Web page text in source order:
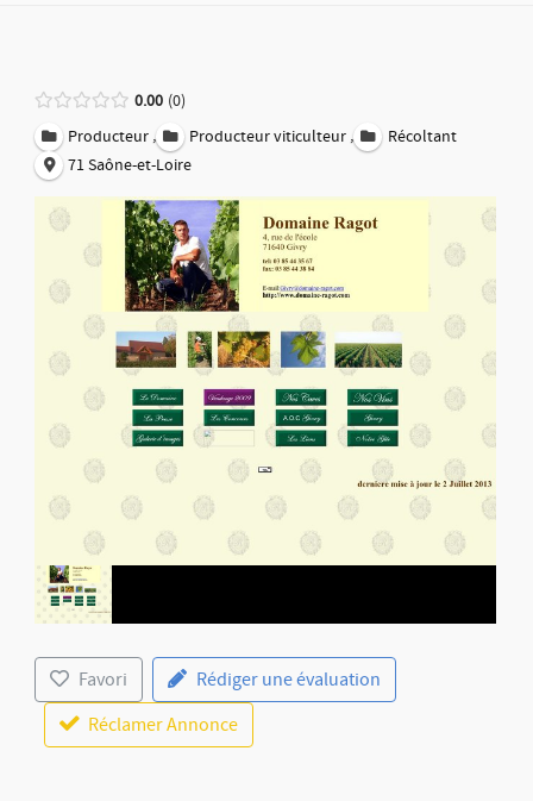
0.00 0
Producteur , Producteur viticulteur ,
Récoltant
71 Saône-et-Loire
Favori
Rédiger une évaluation
Réclamer Annonce